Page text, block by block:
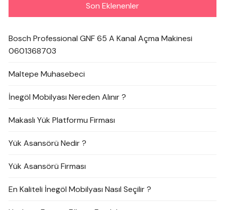
Son Eklenenler
Bosch Professional GNF 65 A Kanal Açma Makinesi
0601368703
Maltepe Muhasebeci
İnegöl Mobilyası Nereden Alınır ?
Makaslı Yük Platformu Firması
Yük Asansörü Nedir ?
Yük Asansörü Firması
En Kaliteli İnegöl Mobilyası Nasıl Seçilir ?